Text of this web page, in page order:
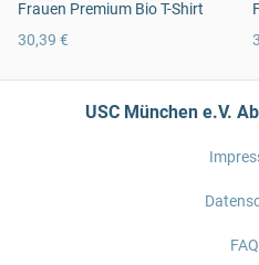
Frauen Premium Bio T-Shirt
30,39 €
USC München e.V.